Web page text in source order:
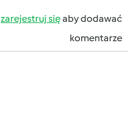
zarejestruj sięaby dodawać
komentarze